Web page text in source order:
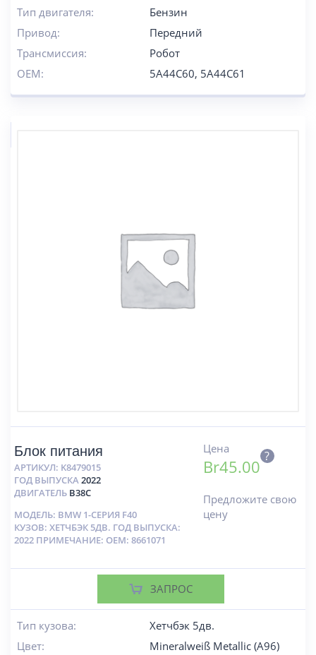
Тип двигателя:
Бензин
Привод:
Передний
Трансмиссия:
Робот
OEM:
5A44C60, 5A44C61
Блок питания
АРТИКУЛ: K8479015
ГОД ВЫПУСКА2022
ДВИГАТЕЛЬ B38C
МОДЕЛЬ: BMW 1-СЕРИЯ F40
КУЗОВ: ХЕТЧБЭК 5ДВ. ГОД ВЫПУСКА:
2022 ПРИМЕЧАНИЕ: OEM: 8661071
Цена
Br45.00
?
Предложите свою
цену
ЗАПРОС
Тип кузова:
Хетчбэк 5дв.
Цвет:
Mineralweiß Metallic (A96)